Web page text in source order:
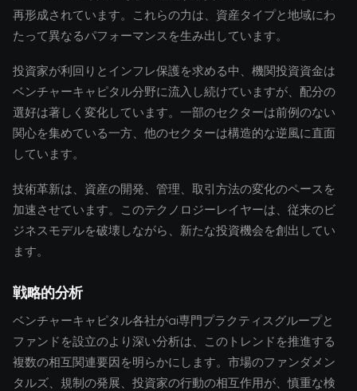
再形成されています。これらの力は、資産タイプと地域にわ
たって異なるパフォーマンスを生み出しています。
投資家が利回りとインフレ保護を求める中、機関投資資金は
ベンチャーキャピタル分野に流入し続けていますが、配分の
選好は著しく変化しています。一部のセクターは前例のない
関心を集めている一方、他のセクターは構造的な逆風に直面
しています。
技術革新は、資産の開発、管理、取引方法の変化のペースを
加速させています。このテクノロジーレイヤーは、従来のビ
ジネスモデルを破壊しながら、新たな投資機会を創出してい
ます。
戦略的分析
ベンチャーキャピタル各社がai専門プラクティスグループと
ファンドを設立のより深い分析は、このトレンドを推進する
複数の相互関連要因を明らかにします。市場のファンダメン
タルズ、規制の発展、投資家の行動の相互作用が、慎重な検